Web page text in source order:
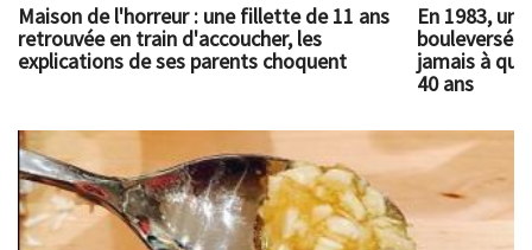
Maison de l'horreur : une fillette de 11 ans
retrouvée en train d'accoucher, les
explications de ses parents choquent
En 1983, un
bouleversé
jamais à
40 ans